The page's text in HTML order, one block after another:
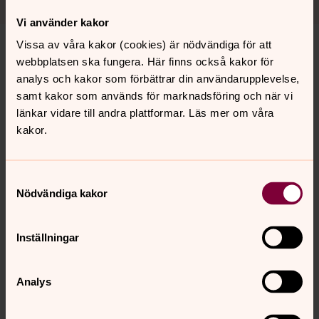
Vi använder kakor
Vissa av våra kakor (cookies) är nödvändiga för att
webbplatsen ska fungera. Här finns också kakor för
analys och kakor som förbättrar din användarupplevelse,
samt kakor som används för marknadsföring och när vi
länkar vidare till andra plattformar. Läs mer om våra
kakor.
Nödvändiga kakor
Inställningar
Analys
Livets höst kan bli vår – musiken
Nyskriven musik för er som arbetar på äldreboenden
runt om i Sverige och/eller med olika sorg- och
samtalsgrupper ute i församlingar. Med vackra och
hoppfulla texter tar vi upp ett stort och ibland svårt
samtal och tröst.
komplett andaktsmaterial till äldre
Materialet är framtaget för att vara enkelt att använda
lika väl på äldreboenden och serviceboenden som i